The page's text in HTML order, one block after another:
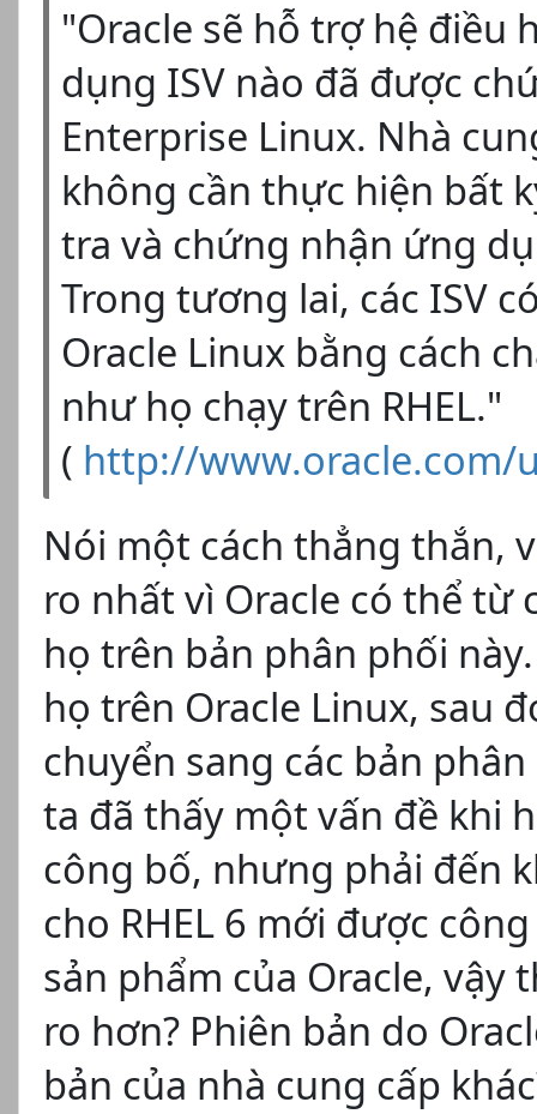
"Oracle sẽ hỗ trợ hệ điều
dụng ISV nào đã được
Enterprise Linux. Nhà
không cần thực hiện bất
tra và chứng nhận ứng
Trong tương lai, các ISV
Oracle Linux bằng cách
như họ chạy trên RHEL."
( http://www.oracle.com/
Nói một cách thẳng thắn,
ro nhất vì Oracle có thể từ
họ trên bản phân phối
họ trên Oracle Linux, sau
chuyển sang các bản
ta đã thấy một vấn đề khi
công bố, nhưng phải đến
cho RHEL 6 mới được
sản phẩm của Oracle, vậy
ro hơn? Phiên bản do
bản của nhà cung cấp